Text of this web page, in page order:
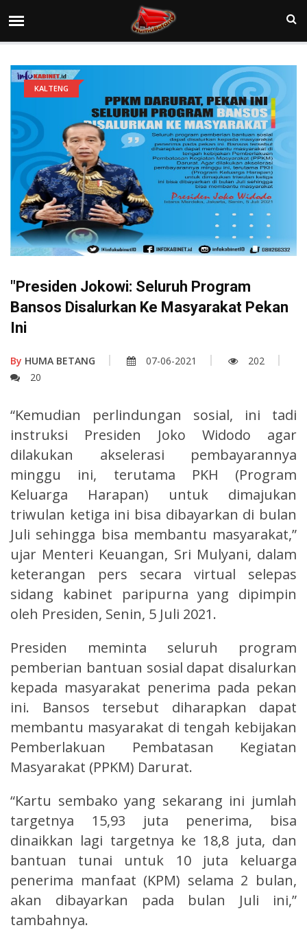
KALTENG
"Presiden Jokowi: Seluruh Program
Bansos Disalurkan Ke Masyarakat Pekan
Ini
By HUMA BETANG 07-06-2021
202
20
“Kemudian perlindungan sosial, ini tadi
instruksi Presiden Joko Widodo agar
dilakukan akselerasi pembayarannya
minggu ini, terutama PKH (Program
Keluarga Harapan) untuk dimajukan
triwulan ketiga ini bisa dibayarkan di bulan
Juli sehingga bisa membantu masyarakat,”
ujar Menteri Keuangan, Sri Mulyani, dalam
keterangan pers secara virtual selepas
sidang kabinet paripurna yang dipimpin
oleh Presiden, Senin, 5 Juli 2021.
Presiden meminta seluruh program
pemberian bantuan sosial dapat disalurkan
kepada masyarakat penerima pada pekan
ini. Bansos tersebut diharapkan dapat
membantu masyarakat di tengah kebijakan
Pemberlakuan Pembatasan Kegiatan
Masyarakat (PPKM) Darurat.
“Kartu sembako yang sekarang ini jumlah
targetnya 15,93 juta penerima, bisa
dinaikkan lagi targetnya ke 18,8 juta, dan
bantuan tunai untuk 10 juta keluarga
penerima manfaat (KPM) selama 2 bulan,
akan dibayarkan pada bulan Juli ini,”
tambahnya.